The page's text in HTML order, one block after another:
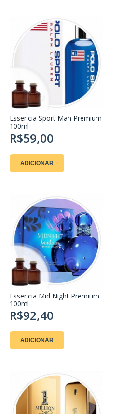
Essencia Sport Man Premium
100ml
R$59,00
ADICIONAR
Essencia Mid Night Premium
100ml
R$92,40
ADICIONAR